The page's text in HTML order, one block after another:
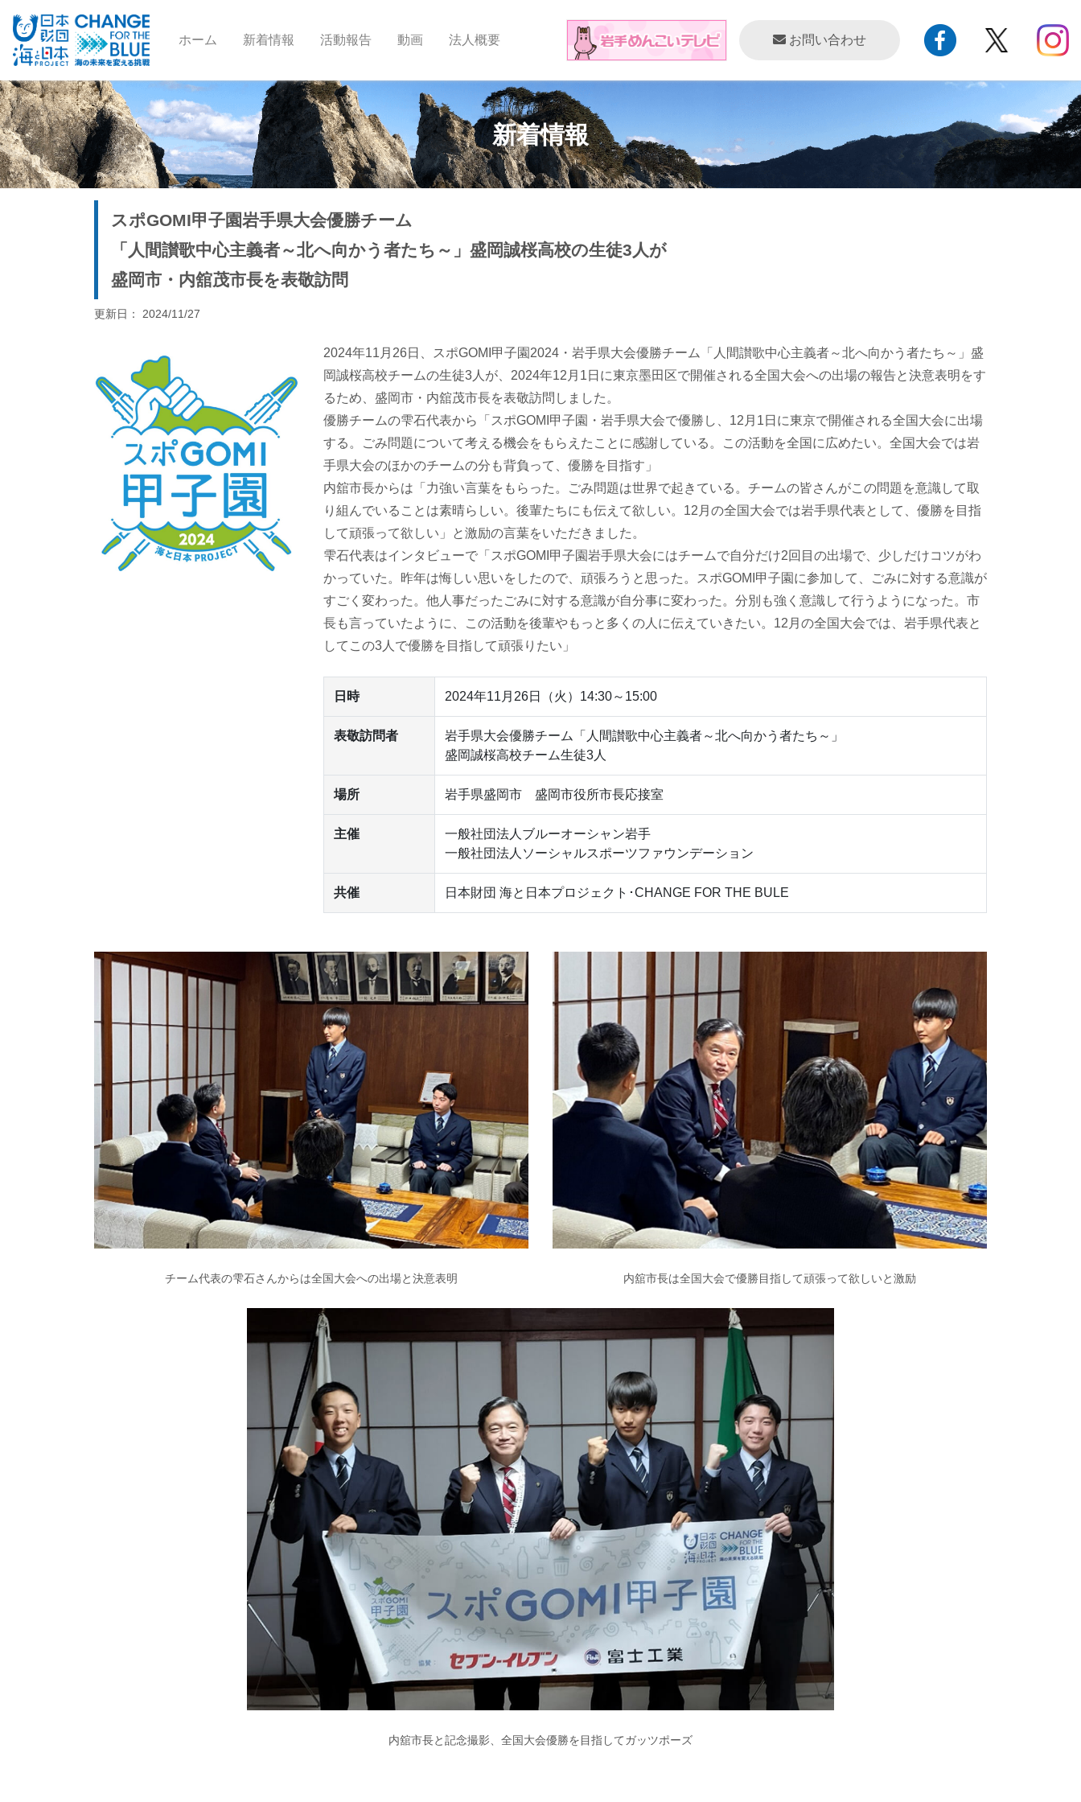
ホーム (current)新着情報 活動報告 動画 法人概要 お問い合わせ
新着情報
スポGOMI甲子園岩手県大会優勝チーム
「人間讃歌中心主義者～北へ向かう者たち～」盛岡誠桜高校の生徒3人が
盛岡市・内舘茂市長を表敬訪問
更新日： 2024/11/27
2024年11月26日、スポGOMI甲子園2024・岩手県大会優勝チーム「人間讃歌中心主義者～北へ向かう者たち～」盛
岡誠桜高校チームの生徒3人が、2024年12月1日に東京墨田区で開催される全国大会への出場の報告と決意表明をす
るため、盛岡市・内舘茂市長を表敬訪問しました。
優勝チームの雫石代表から「スポGOMI甲子園・岩手県大会で優勝し、12月1日に東京で開催される全国大会に出場
する。ごみ問題について考える機会をもらえたことに感謝している。この活動を全国に広めたい。全国大会では岩
手県大会のほかのチームの分も背負って、優勝を目指す」
内舘市長からは「力強い言葉をもらった。ごみ問題は世界で起きている。チームの皆さんがこの問題を意識して取
り組んでいることは素晴らしい。後輩たちにも伝えて欲しい。12月の全国大会では岩手県代表として、優勝を目指
して頑張って欲しい」と激励の言葉をいただきました。
雫石代表はインタビューで「スポGOMI甲子園岩手県大会にはチームで自分だけ2回目の出場で、少しだけコツがわ
かっていた。昨年は悔しい思いをしたので、頑張ろうと思った。スポGOMI甲子園に参加して、ごみに対する意識が
すごく変わった。他人事だったごみに対する意識が自分事に変わった。分別も強く意識して行うようになった。市
長も言っていたように、この活動を後輩やもっと多くの人に伝えていきたい。12月の全国大会では、岩手県代表と
してこの3人で優勝を目指して頑張りたい」
日時 2024年11月26日（火）14:30～15:00
表敬訪問者
岩手県大会優勝チーム「人間讃歌中心主義者～北へ向かう者たち～」
盛岡誠桜高校チーム生徒3人
場所 岩手県盛岡市 盛岡市役所市長応接室
主催
一般社団法人ブルーオーシャン岩手
一般社団法人ソーシャルスポーツファウンデーション
共催 日本財団 海と日本プロジェクト･CHANGE FOR THE BULE
チーム代表の雫石さんからは全国大会への出場と決意表明 内舘市長は全国大会で優勝目指して頑張って欲しいと激励
内舘市長と記念撮影、全国大会優勝を目指してガッツポーズ